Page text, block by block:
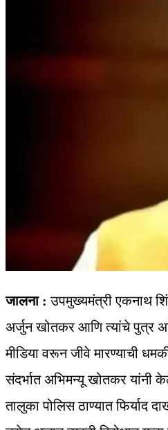
जालना : उपमुख्यमंत्री एकनाथ
अर्जुन खोतकर आणि त्यांचे पुत्र
मीडिया वरून जीवे मारण्याची
संदर्भात अभिमन्यू खोतकर यांनी
तालुका पोलिस ठाण्यात फिर्याद